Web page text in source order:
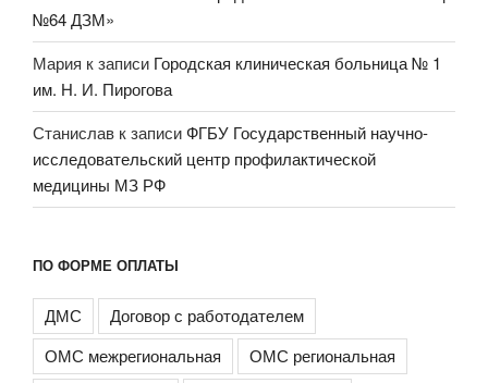
№64 ДЗМ»
Мария к записи Городская клиническая больница № 1
им. Н. И. Пирогова
Станислав к записиФГБУ Государственный научно-
исследовательский центр профилактической
медицины МЗ РФ
ПО ФОРМЕ ОПЛАТЫ
ДМС
Договор с работодателем
ОМС межрегиональная
ОМС региональная